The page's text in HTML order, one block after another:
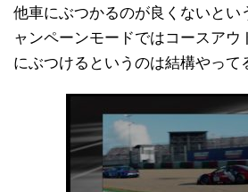
他車にぶつかるのが良くないとい
ャンペーンモードではコースアウ
にぶつけるというのは結構やって